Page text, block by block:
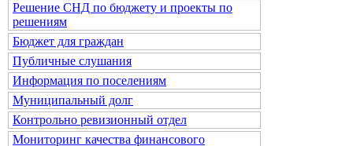
Решение СНД по бюджету и проекты по
решениям
Бюджет для граждан
Публичные слушания
Информация по поселениям
Муниципальный долг
Контрольно ревизионный отдел
Мониторинг качества финансового